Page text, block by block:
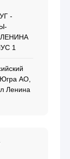
-
1
АО,
Ленина